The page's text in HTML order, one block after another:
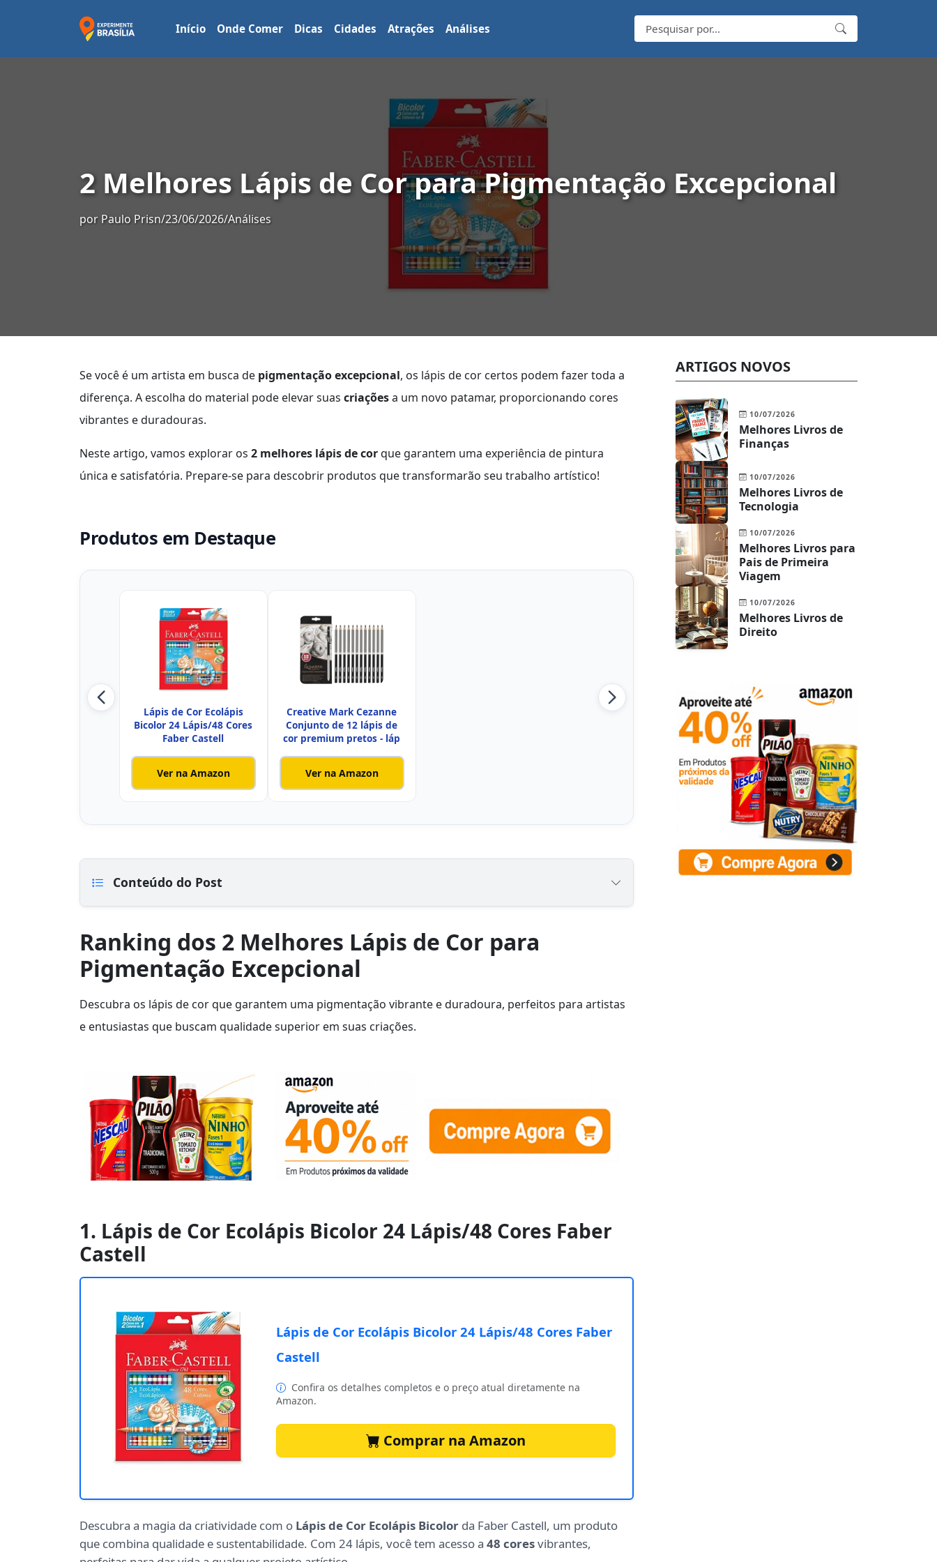
Início Onde Comer Dicas Cidades Atrações Análises
2 Melhores Lápis de Cor para Pigmentação Excepcional
por Paulo Prisn/23/06/2026/Análises
Se você é um artista em busca de pigmentação excepcional, os lápis de cor certos podem fazer toda a
diferença. A escolha do material pode elevar suas criaçõesa um novo patamar, proporcionando cores
vibrantes e duradouras.
Neste artigo, vamos explorar os 2 melhores lápis de corque garantem uma experiência de pintura
única e satisfatória. Prepare-se para descobrir produtos que transformarão seu trabalho artístico!
Produtos em Destaque
Lápis de Cor Ecolápis
Bicolor 24 Lápis/48 Cores
Faber Castell
Ver na Amazon
Creative Mark Cezanne
Conjunto de 12 lápis de
cor premium pretos - láp
Ver na Amazon
Conteúdo do Post
Ranking dos 2 Melhores Lápis de Cor para
Pigmentação Excepcional
Descubra os lápis de cor que garantem uma pigmentação vibrante e duradoura, perfeitos para artistas
e entusiastas que buscam qualidade superior em suas criações.
1. Lápis de Cor Ecolápis Bicolor 24 Lápis/48 Cores Faber
Castell
Lápis de Cor Ecolápis Bicolor 24 Lápis/48 Cores Faber
Castell
Confira os detalhes completos e o preço atual diretamente na
Amazon.
Comprar na Amazon
Descubra a magia da criatividade com o Lápis de Cor Ecolápis Bicolor da Faber Castell, um produto
que combina qualidade e sustentabilidade. Com 24 lápis, você tem acesso a 48 coresvibrantes,
ARTIGOS NOVOS
10/07/2026
Melhores Livros de
Finanças
10/07/2026
Melhores Livros de
Tecnologia
10/07/2026
Melhores Livros para
Pais de Primeira
Viagem
10/07/2026
Melhores Livros de
Direito